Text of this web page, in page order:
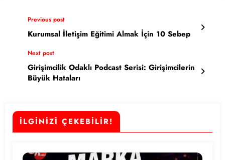
Previous post
Kurumsal İletişim Eğitimi Almak İçin 10 Sebep
Next post
Girişimcilik Odaklı Podcast Serisi: Girişimcilerin
Büyük Hataları
İLGİNİZİ ÇEKEBİLİR!